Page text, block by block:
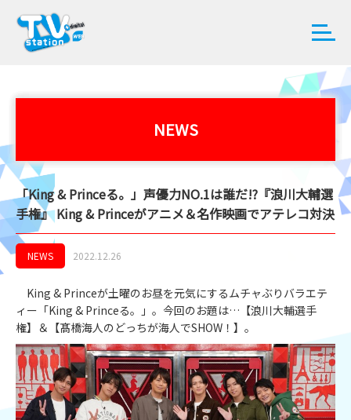
NEWS
「King & Princeる。」声優力NO.1は誰だ!?『浪川大輔選
手権』 King & Princeがアニメ＆名作映画でアテレコ対決
NEWS 2022.12.26
King & Princeが土曜のお昼を元気にするムチャぶりバラエテ
ィー「King & Princeる。」。今回のお題は…【浪川大輔選手
権】＆【髙橋海人のどっちが海人でSHOW！】。